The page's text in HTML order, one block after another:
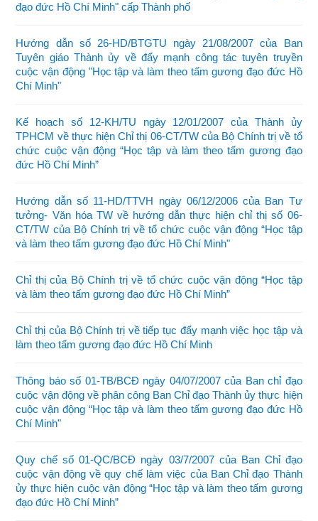
đạo đức Hồ Chí Minh" cấp Thành phố
Hướng dẫn số 26-HD/BTGTU ngày 21/08/2007 của Ban
Tuyên giáo Thành ủy về đẩy mạnh công tác tuyên truyền
cuộc vận động "Học tập và làm theo tấm gương đạo đức Hồ
Chí Minh"
Kế hoạch số 12-KH/TU ngày 12/01/2007 của Thành ủy
TPHCM về thực hiện Chỉ thị 06-CT/TW của Bộ Chính trị về tổ
chức cuộc vận động “Học tập và làm theo tấm gương đạo
đức Hồ Chí Minh”
Hướng dẫn số 11-HD/TTVH ngày 06/12/2006 của Ban Tư
tưởng- Văn hóa TW về hướng dẫn thực hiện chỉ thị số 06-
CT/TW của Bộ Chính trị về tổ chức cuộc vận động “Học tập
và làm theo tấm gương đạo đức Hồ Chí Minh"
Chỉ thị của Bộ Chính trị về tổ chức cuộc vận động “Học tập
và làm theo tấm gương đạo đức Hồ Chí Minh”
Chỉ thị của Bộ Chính trị về tiếp tục đẩy mạnh việc học tập và
làm theo tấm gương đạo đức Hồ Chí Minh
Thông báo số 01-TB/BCĐ ngày 04/07/2007 của Ban chỉ đạo
cuộc vận động về phân công Ban Chỉ đạo Thành ủy thực hiện
cuộc vận động “Học tập và làm theo tấm gương đạo đức Hồ
Chí Minh"
Quy chế số 01-QC/BCĐ ngày 03/7/2007 của Ban Chỉ đạo
cuộc vận động về quy chế làm việc của Ban Chỉ đạo Thành
ủy thực hiện cuộc vận động “Học tập và làm theo tấm gương
đạo đức Hồ Chí Minh”